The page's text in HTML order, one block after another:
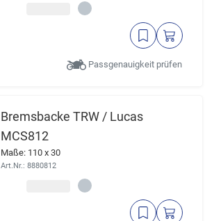
Passgenauigkeit prüfen
Bremsbacke TRW / Lucas
MCS812
Maße: 110 x 30
Art.Nr.: 8880812